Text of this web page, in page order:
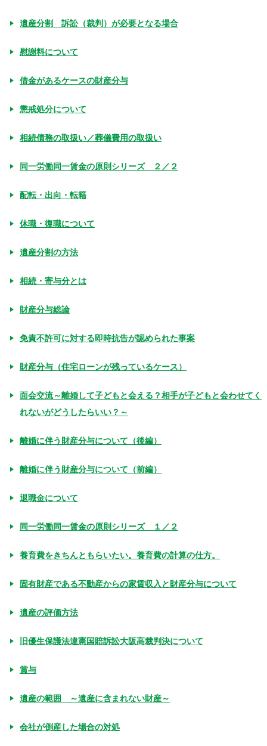
遺産分割 訴訟（裁判）が必要となる場合
慰謝料について
借金があるケースの財産分与
懲戒処分について
相続債務の取扱い／葬儀費用の取扱い
同一労働同一賃金の原則シリーズ ２／２
配転・出向・転籍
休職・復職について
遺産分割の方法
相続・寄与分とは
財産分与総論
免責不許可に対する即時抗告が認められた事案
財産分与（住宅ローンが残っているケース）
面会交流～離婚して子どもと会える？相手が子どもと会わせてく
れないがどうしたらいい？～
離婚に伴う財産分与について（後編）
離婚に伴う財産分与について（前編）
退職金について
同一労働同一賃金の原則シリーズ １／２
養育費をきちんともらいたい。養育費の計算の仕方。
固有財産である不動産からの家賃収入と財産分与について
遺産の評価方法
旧優生保護法違憲国賠訴訟大阪高裁判決について
賞与
遺産の範囲 ～遺産に含まれない財産～
会社が倒産した場合の対処